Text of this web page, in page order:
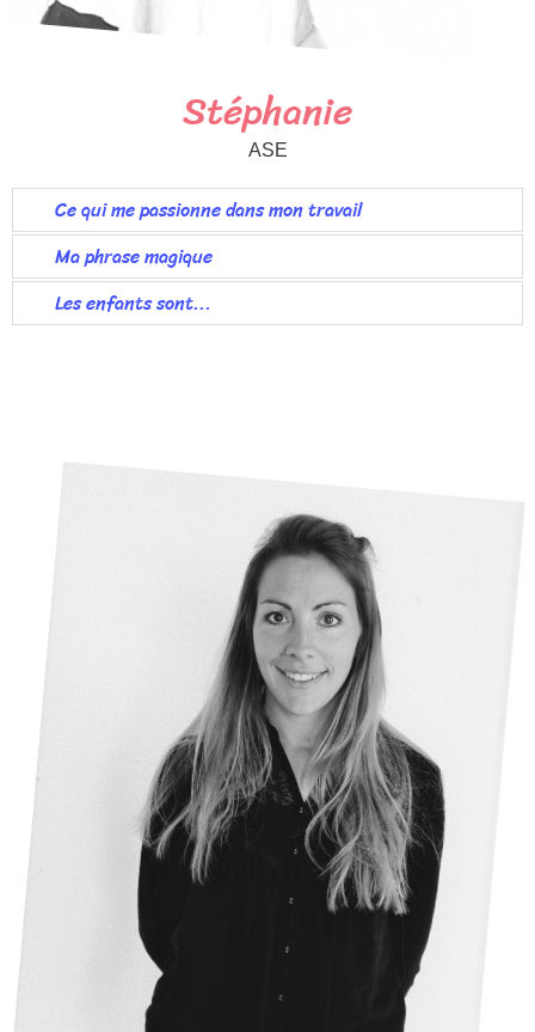
Stéphanie
ASE
Ce qui me passionne dans mon travail
Ma phrase magique
Les enfants sont...